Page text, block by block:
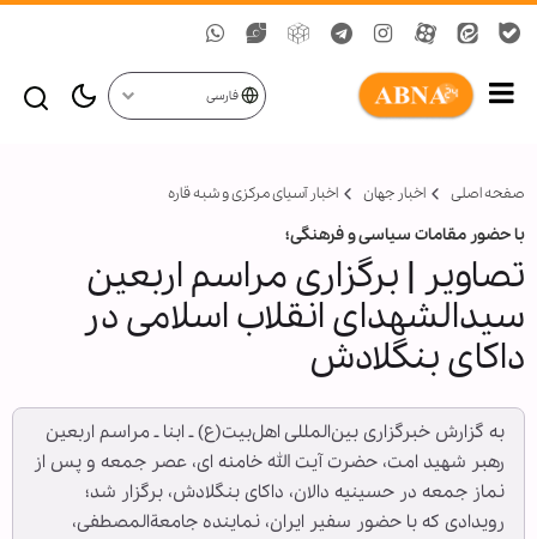
فارسی
صفحه اصلی اخبار جهان اخبار آسیای مرکزی و شبه قاره
با حضور مقامات سیاسی و فرهنگی؛
تصاویر | برگزاری مراسم اربعین
سیدالشهدای انقلاب اسلامی در
داکای بنگلادش
به گزارش خبرگزاری بین‌المللی اهل‌بیت(ع) ـ ابنا ـ مراسم اربعین
رهبر شهید امت، حضرت آیت الله خامنه ای، عصر جمعه و پس از
نماز جمعه در حسینیه دالان، داکای بنگلادش، برگزار شد؛
رویدادی که با حضور سفیر ایران، نماینده جامعةالمصطفی،